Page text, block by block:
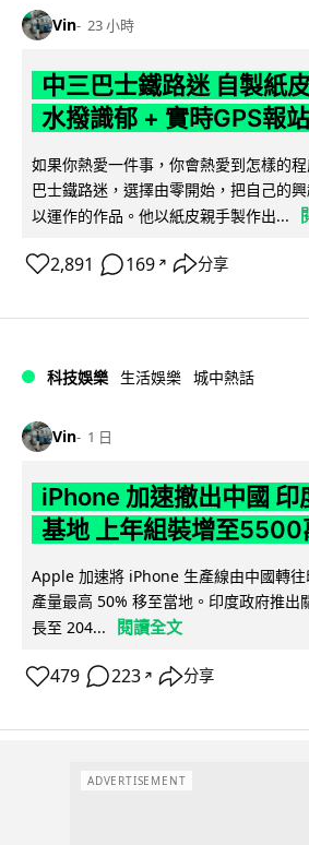
Vin 23 小時
中三巴士鐵路迷 自製紙
水撥識郁 + 實時GPS報站
如果你熱愛一件事，你會熱愛到怎樣的
巴士鐵路迷，選擇由零開始，把自己的
以運作的作品。他以紙皮親手製作出...
2,891 169 ↗ 分享
科技娛樂 生活娛樂 城中熱話
Vin 1 日
iPhone 加速撤出中國 印
基地 上年組裝增至5500
Apple 加速將 iPhone 生產線由中國轉
產量最高 50% 移至當地。印度政府推出
長至 204...
閱讀全文
479 223 ↗ 分享
ADVERTISEMENT